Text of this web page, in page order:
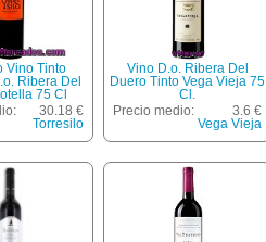
Vino Tinto
Ribera Del
75 Cl
30.18 €
Torresilo
Vino D.o. Ribera Del
Duero Tinto Vega Vieja 75
Cl.
Precio medio:
3.6 €
Vega Vieja